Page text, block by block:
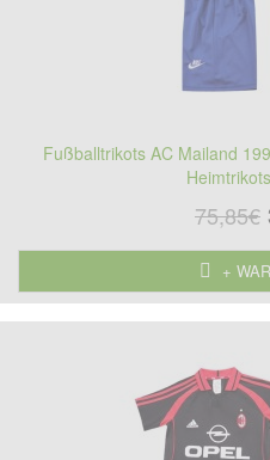
Fußballtrikots AC Mailand
75,85€
+